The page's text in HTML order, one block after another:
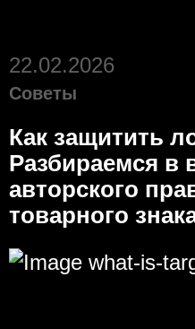
22.02.2026
Советы
Как защитить
Разбираемся в
авторского
товарного